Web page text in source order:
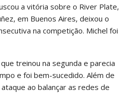
a vitória sobre o River Plate,
em Buenos Aires, deixou o
na competição. Michel foi
treinou na segunda e parecia
e foi bem-sucedido. Além de
ao balançar as redes de